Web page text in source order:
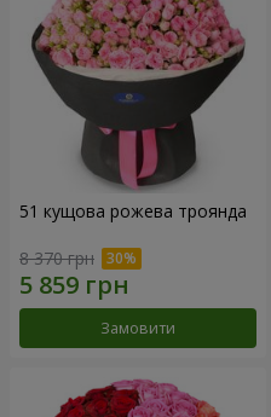
51 кущова рожева троянда
8 370 грн
Замовити